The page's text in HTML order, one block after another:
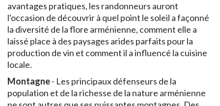
avantages pratiques, les randonneurs auront
l'occasion de découvrir à quel point le soleil a façonné
la diversité de la flore arménienne, comment elle a
laissé place à des paysages arides parfaits pour la
production de vin et comment il a influencé la cuisine
locale.
Montagne- Les principaux défenseurs de la
population et de la richesse de la nature arménienne